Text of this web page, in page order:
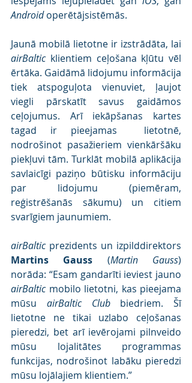
Android operētājsistēmās.
airBaltic klientiem ceļošana kļūtu vēl
ērtāka. Gaidāmā lidojumu informācija
tiek atspoguļota vienuviet, ļaujot
viegli pārskatīt savus gaidāmos
ceļojumus. Arī iekāpšanas kartes
tagad ir pieejamas  lietotnē,
nodrošinot pasažieriem vienkāršāku
piekļuvi tām. Turklāt mobilā aplikācija
savlaicīgi paziņo būtisku informāciju
par lidojumu (piemēram,
reģistrēšanās sākumu) un citiem
svarīgiem jaunumiem.
airBaltic
Martins Gauss (Martin Gauss)
airBaltic mobilo lietotni, kas pieejama
mūsu airBaltic Club biedriem. Šī
lietotne ne tikai uzlabo ceļošanas
pieredzi, bet arī ievērojami pilnveido
mūsu lojalitātes programmas
funkcijas, nodrošinot labāku pieredzi
mūsu lojālajiem klientiem.”